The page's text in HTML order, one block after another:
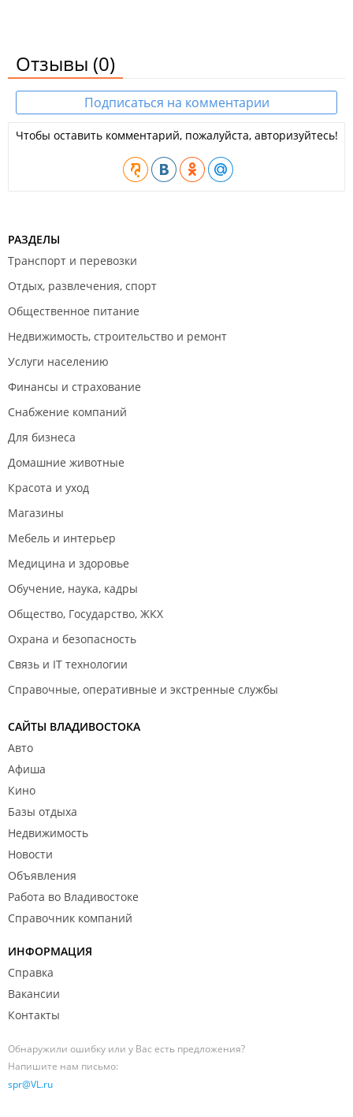
Отзывы (0)
Подписаться на комментарии
Чтобы оставить комментарий, пожалуйста, авторизуйтесь!
РАЗДЕЛЫ
Транспорт и перевозки
Отдых, развлечения, спорт
Общественное питание
Недвижимость, строительство и ремонт
Услуги населению
Финансы и страхование
Снабжение компаний
Для бизнеса
Домашние животные
Красота и уход
Магазины
Мебель и интерьер
Медицина и здоровье
Обучение, наука, кадры
Общество, Государство, ЖКХ
Охрана и безопасность
Связь и IT технологии
Справочные, оперативные и экстренные службы
САЙТЫ ВЛАДИВОСТОКА
Авто
Афиша
Кино
Базы отдыха
Недвижимость
Новости
Объявления
Работа во Владивостоке
Справочник компаний
ИНФОРМАЦИЯ
Справка
Вакансии
Контакты
Обнаружили ошибку или у Вас есть предложения?
Напишите нам письмо:
spr@VL.ru